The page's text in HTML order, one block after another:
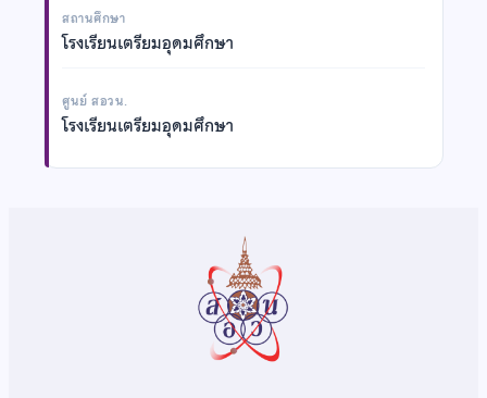
สถานศึกษา
โรงเรียนเตรียมอุดมศึกษา
ศูนย์ สอวน.
โรงเรียนเตรียมอุดมศึกษา